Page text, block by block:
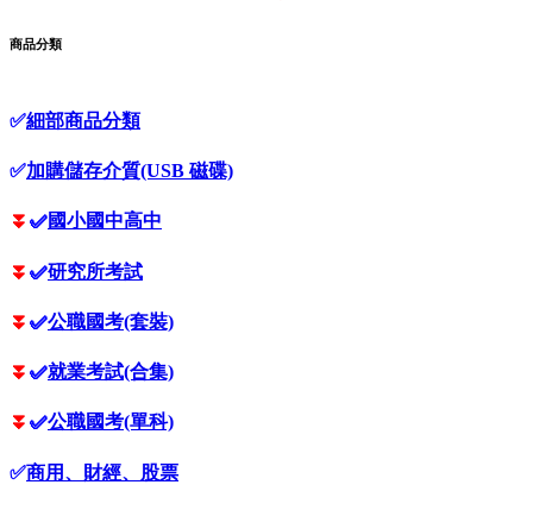
商品分類
✅細部商品分類
✅加購儲存介質(USB 磁碟)
⏬ ✅國小國中高中
⏬ ✅研究所考試
⏬ ✅公職國考(套裝)
⏬ ✅就業考試(合集)
⏬ ✅公職國考(單科)
✅商用、財經、股票